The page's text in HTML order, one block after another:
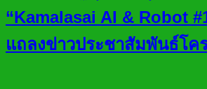
“Kamalasai AI & Robot
แถลงข่าวประชาสัมพันธ์โค